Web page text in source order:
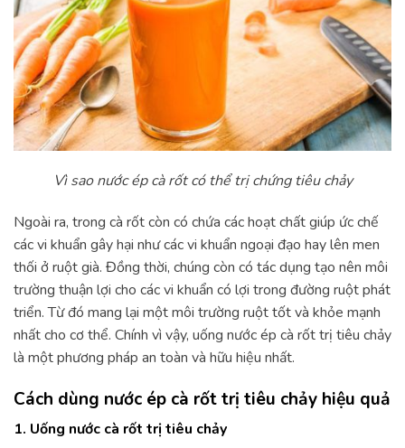
Vì sao nước ép cà rốt có thể trị chứng tiêu chảy
Ngoài ra, trong cà rốt còn có chứa các hoạt chất giúp ức chế
các vi khuẩn gây hại như các vi khuẩn ngoại đạo hay lên men
thối ở ruột già. Đồng thời, chúng còn có tác dụng tạo nên môi
trường thuận lợi cho các vi khuẩn có lợi trong đường ruột phát
triển. Từ đó mang lại một môi trường ruột tốt và khỏe mạnh
nhất cho cơ thể. Chính vì vậy, uống nước ép cà rốt trị tiêu chảy
là một phương pháp an toàn và hữu hiệu nhất.
Cách dùng nước ép cà rốt trị tiêu chảy hiệu quả
1. Uống nước cà rốt trị tiêu chảy